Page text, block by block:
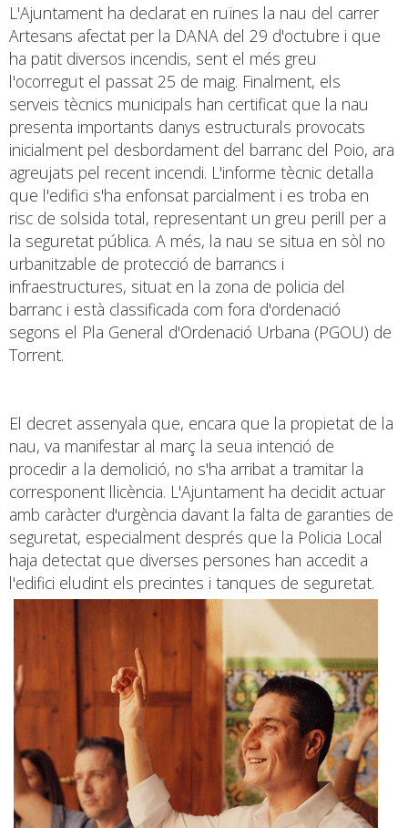
L'Ajuntament ha declarat en ruïnes la nau del carrer
Artesans afectat per la DANA del 29 d'octubre i que
ha patit diversos incendis, sent el més greu
l'ocorregut el passat 25 de maig. Finalment, els
serveis tècnics municipals han certificat que la nau
presenta importants danys estructurals provocats
inicialment pel desbordament del barranc del Poio, ara
agreujats pel recent incendi. L'informe tècnic detalla
que l'edifici s'ha enfonsat parcialment i es troba en
risc de solsida total, representant un greu perill per a
la seguretat pública. A més, la nau se situa en sòl no
urbanitzable de protecció de barrancs i
infraestructures, situat en la zona de policia del
barranc i està classificada com fora d'ordenació
segons el Pla General d'Ordenació Urbana (PGOU) de
Torrent.
El decret assenyala que, encara que la propietat de la
nau, va manifestar al març la seua intenció de
procedir a la demolició, no s'ha arribat a tramitar la
corresponent llicència. L'Ajuntament ha decidit actuar
amb caràcter d'urgència davant la falta de garanties de
seguretat, especialment després que la Policia Local
haja detectat que diverses persones han accedit a
l'edifici eludint els precintes i tanques de seguretat.